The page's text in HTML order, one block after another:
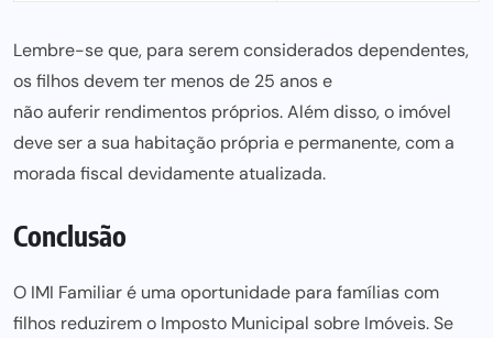
Lembre-se que, para serem considerados dependentes,
os filhos devem ter menos de 25 anos e
não auferir rendimentos próprios. Além disso, o imóvel
deve ser a sua habitação própria e permanente, com a
morada fiscal devidamente atualizada.
Conclusão
O IMI Familiar é uma oportunidade para famílias com
filhos reduzirem o Imposto Municipal sobre Imóveis. Se